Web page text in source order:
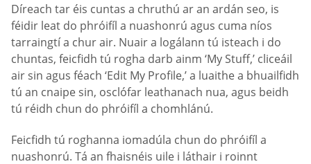
Díreach tar éis cuntas a chruthú ar an ardán seo, is
féidir leat do phróifíl a nuashonrú agus cuma níos
tarraingtí a chur air. Nuair a logálann tú isteach i do
chuntas, feicfidh tú rogha darb ainm ‘My Stuff,’ cliceáil
air sin agus féach ‘Edit My Profile,’ a luaithe a bhuailfidh
tú an cnaipe sin, osclófar leathanach nua, agus beidh
tú réidh chun do phróifíl a chomhlánú.
Feicfidh tú roghanna iomadúla chun do phróifíl a
nuashonrú. Tá an fhaisnéis uile i láthair i roinnt